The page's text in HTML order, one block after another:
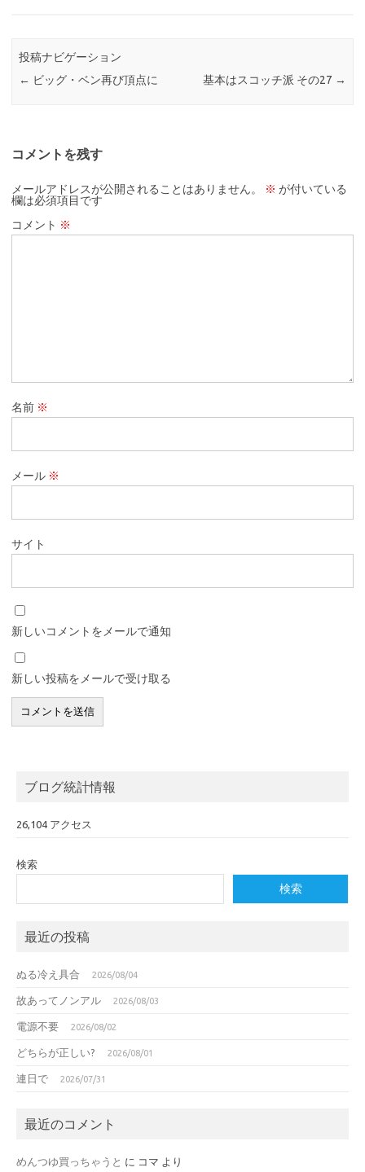
投稿ナビゲーション
← ビッグ・ベン再び頂点に 基本はスコッチ派 その27 →
コメントを残す
メールアドレスが公開されることはありません。 ※ が付いている
欄は必須項目です
コメント ※
名前 ※
メール ※
サイト
新しいコメントをメールで通知
新しい投稿をメールで受け取る
ブログ統計情報
26,104 アクセス
検索
検索
最近の投稿
ぬる冷え具合 2026/08/04
故あってノンアル 2026/08/03
電源不要 2026/08/02
どちらが正しい? 2026/08/01
連日で 2026/07/31
最近のコメント
めんつゆ買っちゃうと に コマ より